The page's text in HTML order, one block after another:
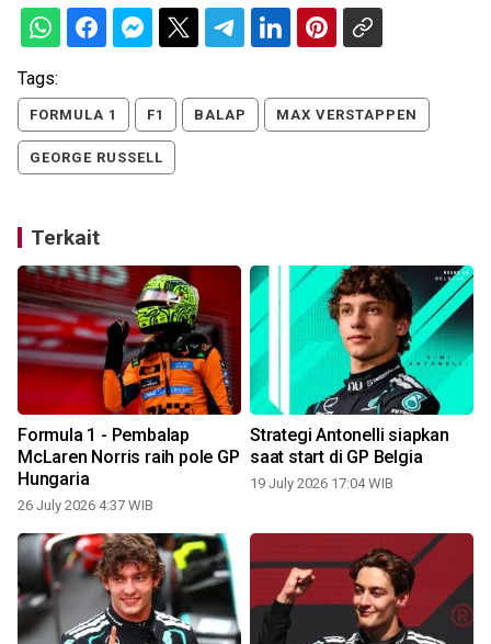
Tags:
FORMULA 1 F1 BALAP MAX VERSTAPPEN
GEORGE RUSSELL
Terkait
Formula 1 - Pembalap
McLaren Norris raih pole GP
Hungaria
26 July 2026 4:37 WIB
Strategi Antonelli siapkan
saat start di GP Belgia
19 July 2026 17:04 WIB